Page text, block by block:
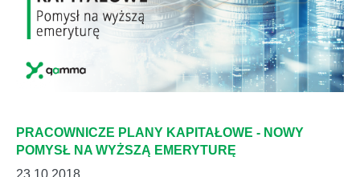
PRACOWNICZE PLANY KAPITAŁOWE - NOWY
POMYSŁ NA WYŻSZĄ EMERYTURĘ
23.10.2018